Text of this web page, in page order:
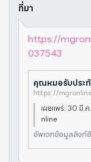
ที่มา
https://
037543
https://
เผยแพร่: 30 มี.
nline
อัพเดทข้อมูลลิงก์